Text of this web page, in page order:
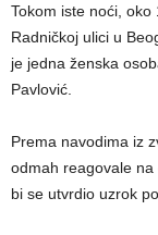
Tokom iste noći,
Radničkoj ulici u
je jedna ženska
Pavlović.
Prema navodima iz
odmah reagovale
bi se utvrdio uzrok